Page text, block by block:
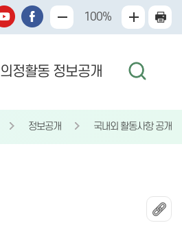
100%
의정활동 정보공개
정보공개 국내외 활동사항 공개